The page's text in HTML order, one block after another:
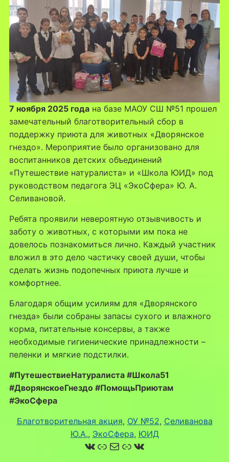
7 ноября 2025 годана базе МАОУ СШ №51 прошел
замечательный благотворительный сбор в
поддержку приюта для животных «Дворянское
гнездо». Мероприятие было организовано для
воспитанников детских объединений
«Путешествие натуралиста» и «Школа ЮИД» под
руководством педагога ЭЦ «ЭкоСфера» Ю. А.
Селивановой.
Ребята проявили невероятную отзывчивость и
заботу о животных, с которыми им пока не
довелось познакомиться лично. Каждый участник
вложил в это дело частичку своей души, чтобы
сделать жизнь подопечных приюта лучше и
комфортнее.
Благодаря общим усилиям для «Дворянского
гнезда» были собраны запасы сухого и влажного
корма, питательные консервы, а также
необходимые гигиенические принадлежности –
пеленки и мягкие подстилки.
#ПутешествиеНатуралиста #Школа51
#ДворянскоеГнездо #ПомощьПриютам
#ЭкоСфера
Благотворительная акция, ОУ №52, Селиванова
Ю.А., ЭкоСфера, ЮИД
ВКонтакте
Ссылка
Почта
Ссылка
ВКонтакте